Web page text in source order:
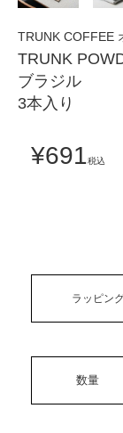
TRUNK COFFEE
TRUNK
ブラジル
3本入り
¥691税込
ラッピン